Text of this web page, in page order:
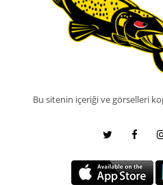
Bu sitenin içeriği ve görselleri